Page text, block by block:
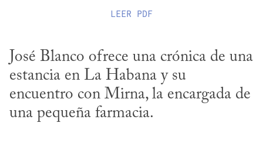
LEER PDF
José Blanco ofrece una crónica de una
estancia en La Habana y su
encuentro con Mirna, la encargada de
una pequeña farmacia.